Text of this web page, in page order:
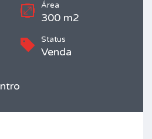
Área
300 m2
Status
Venda